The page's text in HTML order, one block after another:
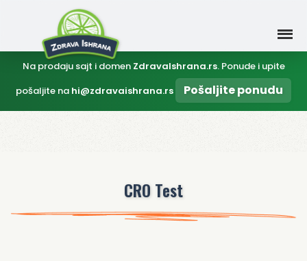
Na prodaju sajt i domen ZdravaIshrana.rs. Ponude i upite
pošaljite na hi@zdravaishrana.rs Pošaljite ponudu
CRO Test